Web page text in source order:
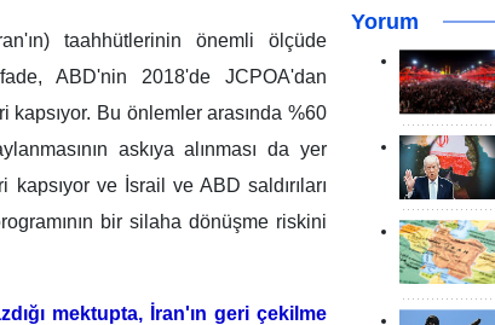
taahhütlerinin önemli ölçüde
ABD'nin 2018'de JCPOA'dan
kapsıyor. Bu önlemler arasında %60
askıya alınması da yer
ve İsrail ve ABD saldırıları
bir silaha dönüşme riskini
mektupta, İran'ın geri çekilme
Yorum